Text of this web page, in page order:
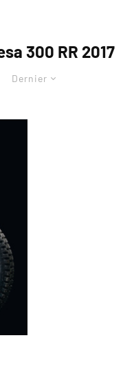
300 RR 2017
Dernier